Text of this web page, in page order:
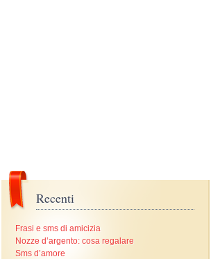
Recenti
Frasi e sms di amicizia
Nozze d’argento: cosa regalare
Sms d’amore